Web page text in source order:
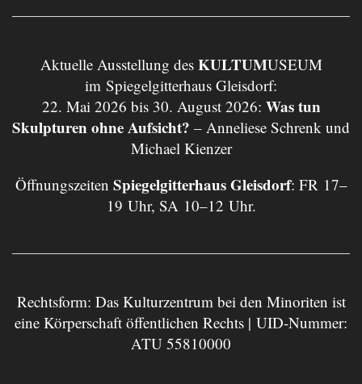
Aktuelle Ausstellung des KULTUMUSEUM
im Spiegelgitterhaus Gleisdorf:
22. Mai 2026 bis 30. August 2026: Was tun
Skulpturen ohne Aufsicht? – Anneliese Schrenk und
Michael Kienzer
Öffnungszeiten Spiegelgitterhaus Gleisdorf: FR 17–
19 Uhr, SA 10–12 Uhr.
Rechtsform: Das Kulturzentrum bei den Minoriten ist
eine Körperschaft öffentlichen Rechts | UID-Nummer:
ATU 55810000